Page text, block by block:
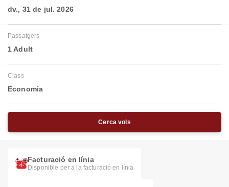
dv., 31 de jul. 2026
Passatgers
1 Adult
Class
Economia
Cerca vols
Facturació en línia
Disponible per a la facturació en línia